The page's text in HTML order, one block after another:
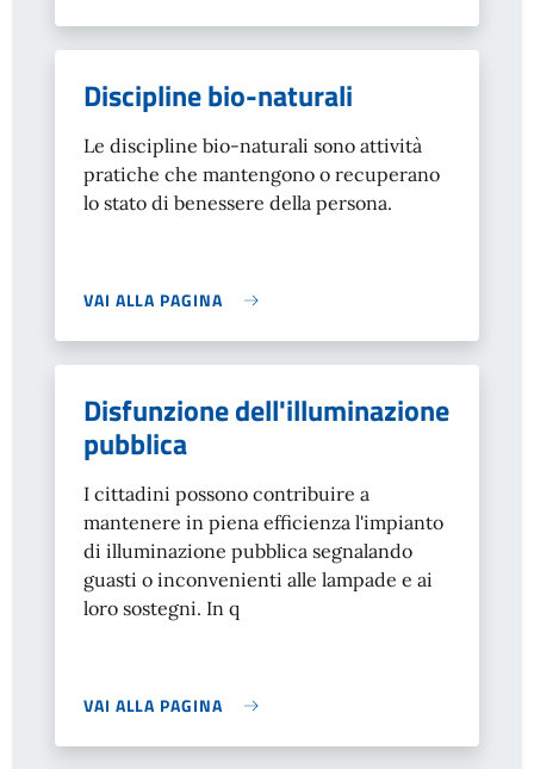
Discipline bio-naturali
Le discipline bio-naturali sono attività
pratiche che mantengono o recuperano
lo stato di benessere della persona.
VAI ALLA PAGINA
Disfunzione dell'illuminazione
pubblica
I cittadini possono contribuire a
mantenere in piena efficienza l'impianto
di illuminazione pubblica segnalando
guasti o inconvenienti alle lampade e ai
loro sostegni. In q
VAI ALLA PAGINA